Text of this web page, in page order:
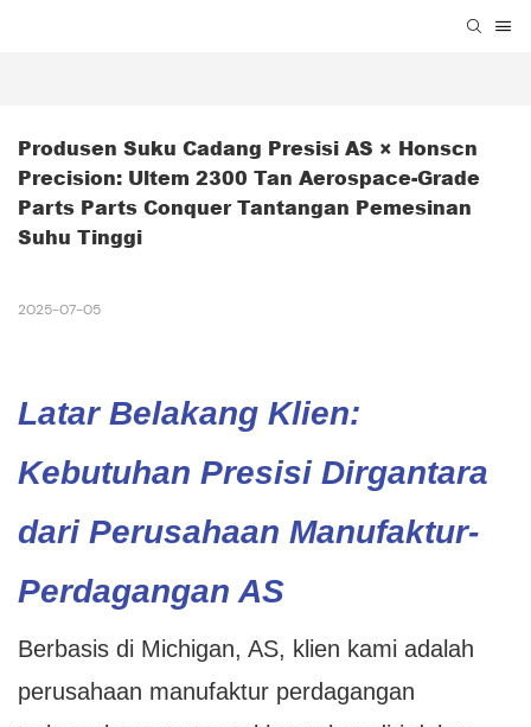
Produsen Suku Cadang Presisi AS × Honscn
Precision: Ultem 2300 Tan Aerospace-Grade
Parts Parts Conquer Tantangan Pemesinan
Suhu Tinggi
2025-07-05
Latar Belakang Klien:
Kebutuhan Presisi Dirgantara
dari Perusahaan Manufaktur-
Perdagangan AS
Berbasis di Michigan, AS, klien kami adalah
perusahaan manufaktur perdagangan